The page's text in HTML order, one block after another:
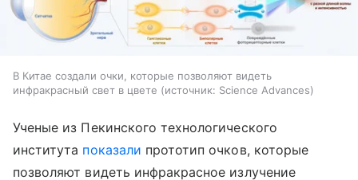
В Китае создали очки, которые позволяют видеть
инфракрасный свет в цвете
источник: Science Advances
Ученые из Пекинского технологического
института показали прототип очков, которые
позволяют видеть инфракрасное излучение